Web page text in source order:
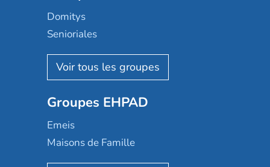
Domitys
Senioriales
Nohée
Les Résidentiels
Mobicap
Domusvi
Happy Senior
Groupes EHPAD
Emeis
Maisons de Famille
Korian